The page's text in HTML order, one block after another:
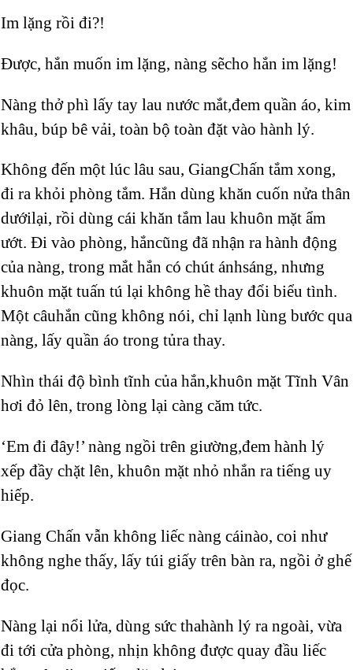
Im lặng rồi đi?!
Được, hắn muốn im lặng, nàng sẽcho hắn im lặng!
Nàng thở phì lấy tay lau nước mắt,đem quần áo, kim
khâu, búp bê vải, toàn bộ toàn đặt vào hành lý.
Không đến một lúc lâu sau, GiangChấn tắm xong,
đi ra khỏi phòng tắm. Hắn dùng khăn cuốn nửa thân
dướilại, rồi dùng cái khăn tắm lau khuôn mặt ẩm
ướt. Đi vào phòng, hắncũng đã nhận ra hành động
của nàng, trong mắt hắn có chút ánhsáng, nhưng
khuôn mặt tuấn tú lại không hề thay đổi biểu tình.
Một câuhắn cũng không nói, chỉ lạnh lùng bước qua
nàng, lấy quần áo trong tủra thay.
Nhìn thái độ bình tĩnh của hắn,khuôn mặt Tĩnh Vân
hơi đỏ lên, trong lòng lại càng căm tức.
‘Em đi đây!’ nàng ngồi trên giường,đem hành lý
xếp đầy chặt lên, khuôn mặt nhỏ nhắn ra tiếng uy
hiếp.
Giang Chấn vẫn không liếc nàng cáinào, coi như
không nghe thấy, lấy túi giấy trên bàn ra, ngồi ở ghế
đọc.
Nàng lại nổi lửa, dùng sức thahành lý ra ngoài, vừa
đi tới cửa phòng, nhịn không được quay đầu liếc